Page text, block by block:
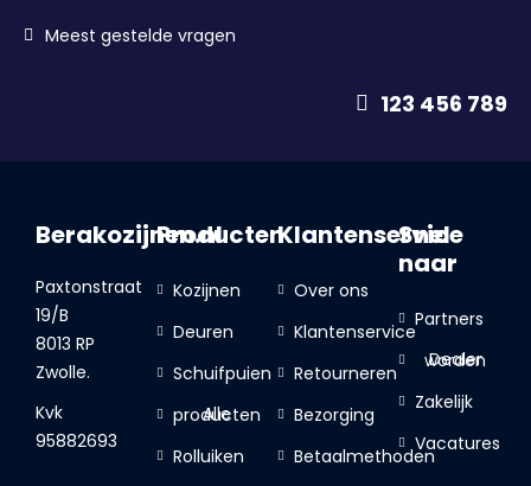
Meest gestelde vragen
123 456 789
Berakozijnen.nl
Paxtonstraat
19/B
8013 RP
Zwolle.
Kvk
95882693
Producten
Kozijnen
Deuren
Schuifpuien
Alle producten
Rolluiken
Klantenservice
Over ons
Klantenservice
Retourneren
Bezorging
Betaalmethoden
Snel
naar
Partners
Dealer worden
Zakelijk
Vacatures